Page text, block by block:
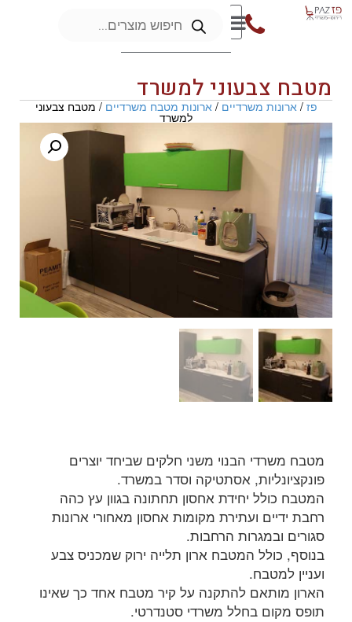
מטבח צבעוני למשרד
פז/ארונות משרדיים/ארונות מטבח משרדיים/ מטבח צבעוני
למשרד
מטבח משרדי הבנוי משני חלקים שביחד יוצרים
פונקציונליות, אסתטיקה וסדר במשרד.
המטבח כולל יחידת אחסון תחתונה בגוון עץ כהה
רחבת ידיים ועתירת מקומות אחסון מאחורי ארונות
סגורים ובמגרות הרחבות.
בנוסף, כולל המטבח ארון תלייה ירוק שמכניס צבע
ועניין למטבח.
הארון מותאם להתקנה על קיר מטבח אחד כך שאינו
תופס מקום בחלל משרדי סטנדרטי.